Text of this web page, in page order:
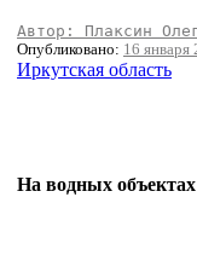
Автор: Плаксин
Опубликовано: 16 января
Иркутская область
На водных